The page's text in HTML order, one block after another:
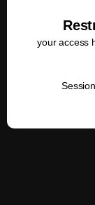
your access